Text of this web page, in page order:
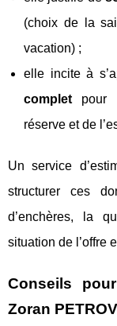
(choix de la
vacation) ;
elle incite à
complet pour
réserve et de
Un service
structurer ces
d’enchères, la
situation de l’offre
Conseils
Zoran